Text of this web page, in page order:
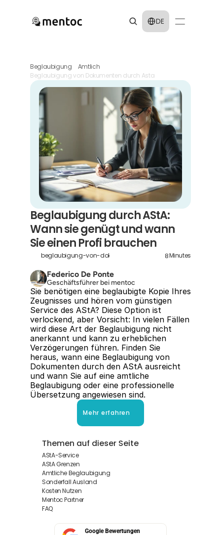
Select Language
DE
Beglaubigung
Amtlich
Beglaubigung von Dokumenten durch Asta
Beglaubigung durch AStA:
Wann sie genügt und wann
Sie einen Profi brauchen
beglaubigung-von-dokumenten-durch-asta
8Minutes
Federico De Ponte
Geschäftsführer bei mentoc
Sie benötigen eine beglaubigte Kopie Ihres
Zeugnisses und hören vom günstigen
Service des AStA? Diese Option ist
verlockend, aber Vorsicht: In vielen Fällen
wird diese Art der Beglaubigung nicht
anerkannt und kann zu erheblichen
Verzögerungen führen. Finden Sie
heraus, wann eine Beglaubigung von
Dokumenten durch den AStA ausreicht
und wann Sie auf eine amtliche
Beglaubigung oder eine professionelle
Übersetzung angewiesen sind.
Mehr erfahren
Themen auf dieser Seite
AStA-Service
AStA Grenzen
Amtliche Beglaubigung
Sonderfall Ausland
Kosten Nutzen
Mentoc Partner
FAQ
Google Bewertungen